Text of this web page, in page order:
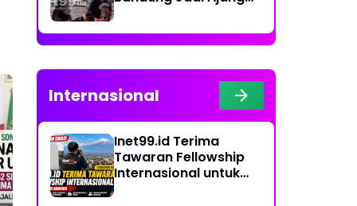
Budaya Sunda
Internasional
Inet99.id Terima
Tawaran Fellowship
Internasional untuk